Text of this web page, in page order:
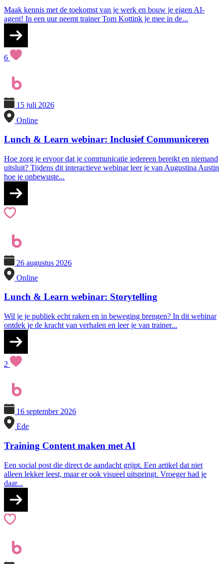
Maak kennis met de toekomst van je werk en bouw je eigen AI-
agent! In een uur neemt trainer Tom Kottink je mee in de...
6
15 juli 2026
Online
Lunch & Learn webinar: Inclusief Communiceren
Hoe zorg je ervoor dat je communicatie iedereen bereikt en niemand
uitsluit? Tijdens dit interactieve webinar leer je van Augustina Austin
hoe je onbewuste...
26 augustus 2026
Online
Lunch & Learn webinar: Storytelling
Wil je je publiek echt raken en in beweging brengen? In dit webinar
ontdek je de kracht van verhalen en leer je van trainer...
2
16 september 2026
Ede
Training Content maken met AI
Een social post die direct de aandacht grijpt. Een artikel dat niet
alleen lekker leest, maar er ook visueel uitspringt. Vroeger had je
daar...